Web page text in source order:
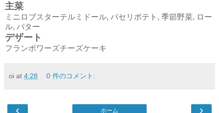
主菜
ミニロブスターテルミドール, パセリポテト, 季節野菜, ロー
ル, バター
デザート
フランボワーズチーズケーキ
oi at 4:28 0 件のコメント:
‹ ›
ホーム